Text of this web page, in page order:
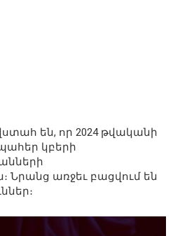
են, որ 2024 թվականի
կբերի
Նրանց առջեւ բացվում են